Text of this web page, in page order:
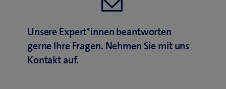
Unsere Expert*innen beantworten
gerne Ihre Fragen. Nehmen Sie mit uns
Kontakt auf.